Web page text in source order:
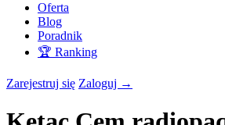
Oferta
Blog
Poradnik
🏆 Ranking
Zarejestruj się Zaloguj →